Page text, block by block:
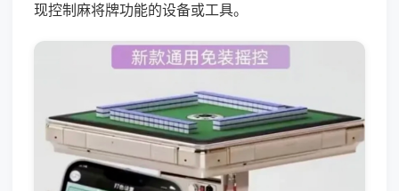
现控制麻将牌功能的设备或工具。